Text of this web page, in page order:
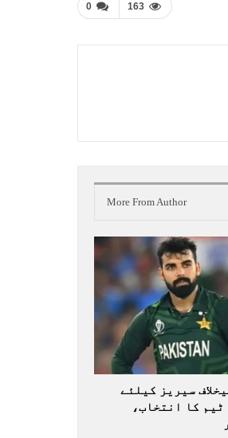
0 163
More From Author
سیریز کیلئے
قومی ٹی 20 ٹیم کا انتخاب،